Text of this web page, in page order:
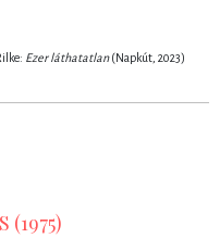
Ezer láthatatlan(Napkút, 2023)
(1975)